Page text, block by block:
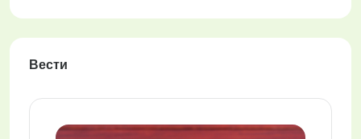
Вести